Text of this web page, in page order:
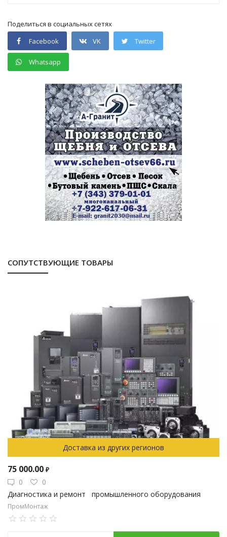
Поделиться в социальных сетях
Facebook
VK Twitter
Whatsapp
СОПУТСТВУЮЩИЕ ТОВАРЫ
Доставка из других регионов
75 000.00 ₽
0
0
Диагностика и ремонт промышленного оборудования
ПромМонтаж